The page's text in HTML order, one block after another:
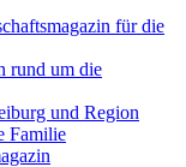
für die
rund um die
und Region
Familie